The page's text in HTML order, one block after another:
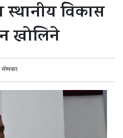
स्थानीय विकास
खोलिने